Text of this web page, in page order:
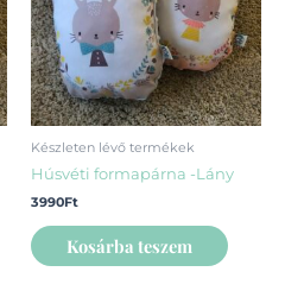
Készleten lévő termékek
Húsvéti formapárna -Lány
3990Ft
Kosárba teszem